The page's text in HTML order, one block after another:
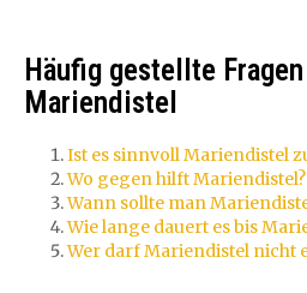
Häufig gestellte
Mariendistel
Ist es sinnvoll Mariendistel
Wo gegen hilft Mariendistel?
Wann sollte man
Wie lange dauert es bis
Wer darf Mariendistel nicht